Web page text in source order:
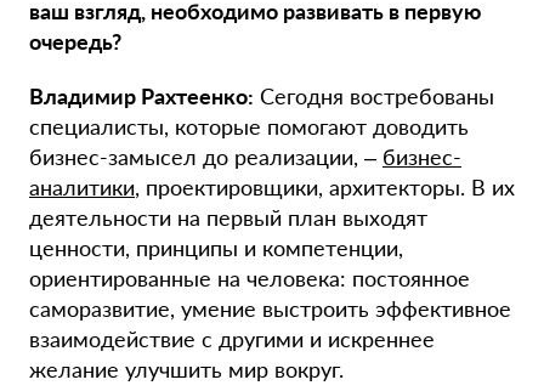
ваш взгляд, необходимо развивать в первую
очередь?
Владимир Рахтеенко: Сегодня востребованы
специалисты, которые помогают доводить
бизнес-замысел до реализации, – бизнес-
аналитики, проектировщики, архитекторы. В их
деятельности на первый план выходят
ценности, принципы и компетенции,
ориентированные на человека: постоянное
саморазвитие, умение выстроить эффективное
взаимодействие с другими и искреннее
желание улучшить мир вокруг.